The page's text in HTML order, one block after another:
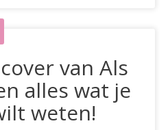
van Als
alles wat je
weten!